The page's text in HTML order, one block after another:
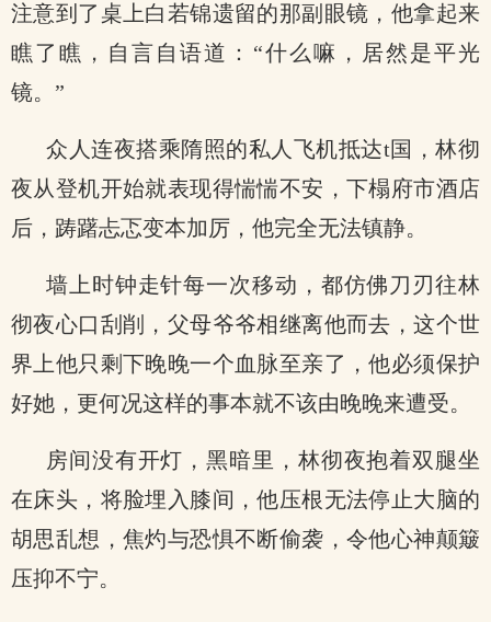
注意到了桌上白若锦遗留的那副眼镜，他拿起来
瞧了瞧，自言自语道：“什么嘛，居然是平光
镜。”
众人连夜搭乘隋照的私人飞机抵达t国，林彻
夜从登机开始就表现得惴惴不安，下榻府市酒店
后，踌躇忐忑变本加厉，他完全无法镇静。
墙上时钟走针每一次移动，都仿佛刀刃往林
彻夜心口刮削，父母爷爷相继离他而去，这个世
界上他只剩下晚晚一个血脉至亲了，他必须保护
好她，更何况这样的事本就不该由晚晚来遭受。
房间没有开灯，黑暗里，林彻夜抱着双腿坐
在床头，将脸埋入膝间，他压根无法停止大脑的
胡思乱想，焦灼与恐惧不断偷袭，令他心神颠簸
压抑不宁。